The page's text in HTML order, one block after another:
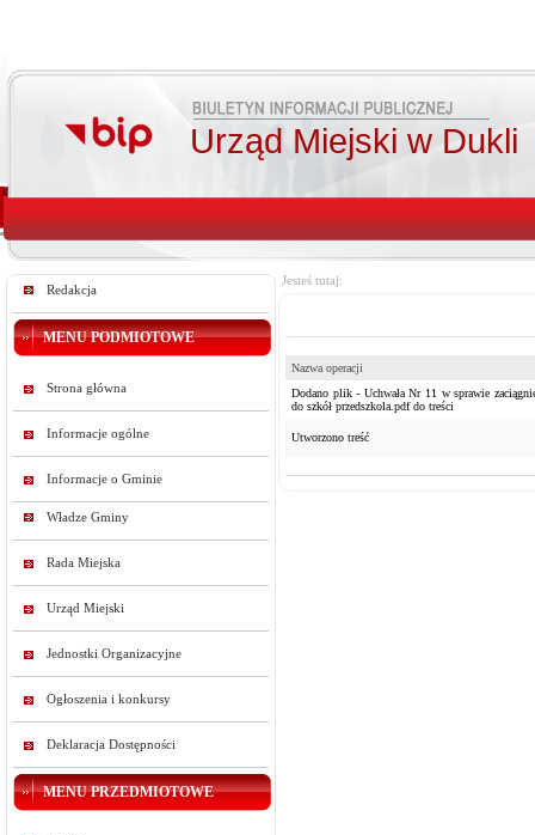
Urząd Miejski w Dukli
Redakcja
MENU PODMIOTOWE
Strona główna
Informacje ogólne
Informacje o Gminie
Władze Gminy
Rada Miejska
Urząd Miejski
Jednostki Organizacyjne
Ogłoszenia i konkursy
Deklaracja Dostępności
MENU PRZEDMIOTOWE
Jesteś tutaj:
Nazwa operacji
Dodano plik - Uchwała Nr 11 w sprawie
do szkół przedszkola.pdf do treści
Utworzono treść